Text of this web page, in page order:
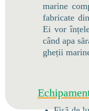
marine
fabricate
Ei vor
când apa
gheții